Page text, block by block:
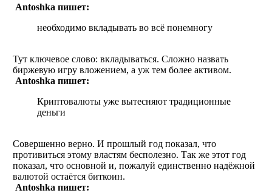
Antoshka пишет:
необходимо вкладывать во всё понемногу
Тут ключевое слово: вкладываться. Сложно назвать
биржевую игру вложением, а уж тем более активом.
Antoshka пишет:
Криптовалюты уже вытесняют традиционные
деньги
Совершенно верно. И прошлый год показал, что
противиться этому властям бесполезно. Так же этот год
показал, что основной и, пожалуй единственно надёжной
валютой остаётся биткоин.
Antoshka пишет: